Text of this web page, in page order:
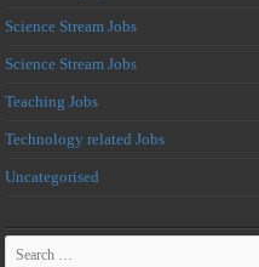
Science Stream Jobs
Science Stream Jobs
Teaching Jobs
Technology related Jobs
Uncategorised